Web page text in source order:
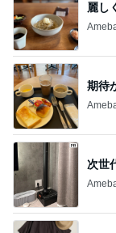
麗し
期待
次世